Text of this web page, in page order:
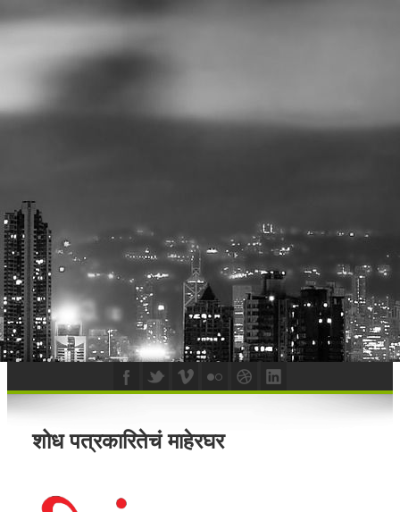
शोध पत्रकारितेचं माहेरघर